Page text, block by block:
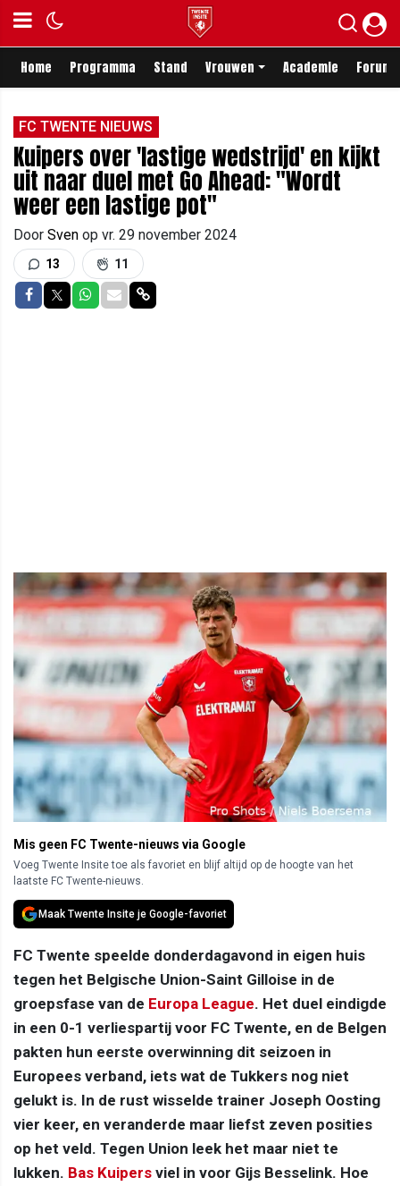
Home Programma Stand Vrouwen Academie Forum
FC TWENTE NIEUWS
Kuipers over 'lastige wedstrijd' en kijkt
uit naar duel met Go Ahead: "Wordt
weer een lastige pot"
Door Sven op vr. 29 november 2024
13 11
Delen op Facebook
Delen op Twitter
Delen op Whatsapp
Delen via Mail
Delen via link
Mis geen FC Twente-nieuws via Google
Voeg Twente Insite toe als favoriet en blijf altijd op de hoogte van het
laatste FC Twente-nieuws.
Maak Twente Insite je Google-favoriet
FC Twente speelde donderdagavond in eigen huis
tegen het Belgische Union-Saint Gilloise in de
groepsfase van de Europa League. Het duel eindigde
in een 0-1 verliespartij voor FC Twente, en de Belgen
pakten hun eerste overwinning dit seizoen in
Europees verband, iets wat de Tukkers nog niet
gelukt is. In de rust wisselde trainer Joseph Oosting
vier keer, en veranderde maar liefst zeven posities
op het veld. Tegen Union leek het maar niet te
lukken. Bas Kuipers viel in voor Gijs Besselink. Hoe